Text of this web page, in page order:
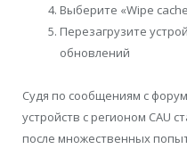
Выберите «Wipe
Перезагрузите
обновлений
Судя по сообщениям с
устройств с регионом CAU
после множественных